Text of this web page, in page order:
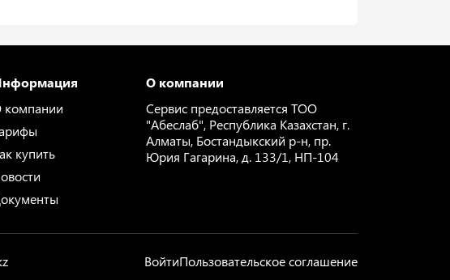
компании
купить
О компании
Сервис предоставляется ТОО
"Абеслаб", Республика Казахстан, г.
Алматы, Бостандыкский р-н, пр.
Юрия Гагарина, д. 133/1, НП-104
ВойтиПользовательское соглашение